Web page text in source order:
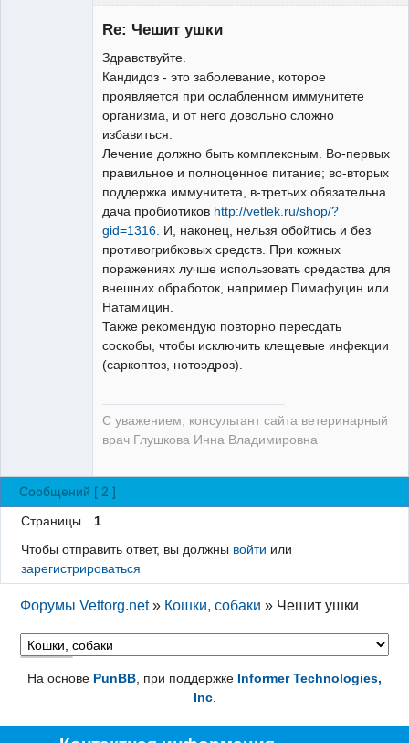
Зарегистрированный
Re: Чешит ушки
Здравствуйте.
Кандидоз - это заболевание, которое
проявляется при ослабленном иммунитете
организма, и от него довольно сложно
избавиться.
Лечение должно быть комплексным. Во-первых
правильное и полноценное питание; во-вторых
поддержка иммунитета, в-третьих обязательна
дача пробиотиков http://vetlek.ru/shop/?
gid=1316. И, наконец, нельзя обойтись и без
противогрибковых средств. При кожных
поражениях лучше использовать средаства для
внешних обработок, например Пимафуцин или
Натамицин.
Также рекомендую повторно пересдать
соскобы, чтобы исключить клещевые инфекции
(саркоптоз, нотоэдроз).
С уважением, консультант сайта ветеринарный
врач Глушкова Инна Владимировна
Сообщений [ 2 ]
Страницы
1
Чтобы отправить ответ, вы должны войти или
зарегистрироваться
Форумы Vettorg.net » Кошки, собаки » Чешит ушки
На основе PunBB, при поддержке Informer Technologies,
Inc.